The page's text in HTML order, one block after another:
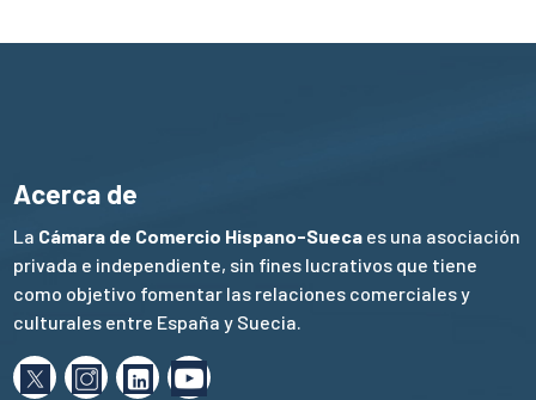
Acerca de
La Cámara de Comercio Hispano-Sueca es una asociación
privada e independiente, sin fines lucrativos que tiene
como objetivo fomentar las relaciones comerciales y
culturales entre España y Suecia.